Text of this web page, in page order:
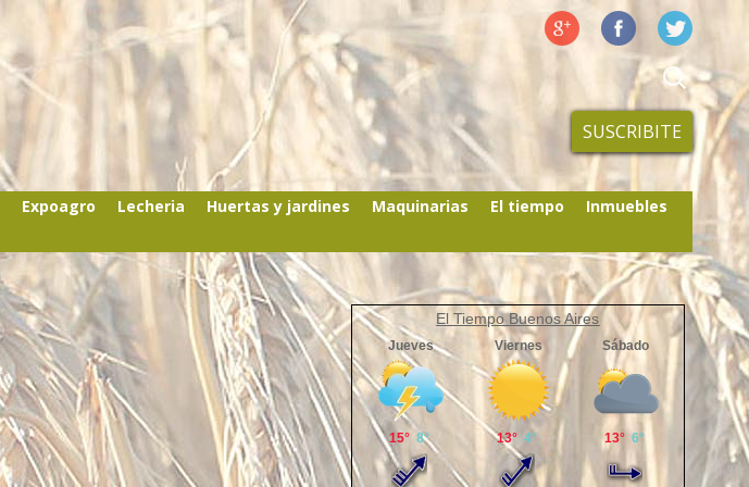
SUSCRIBITE
Expoagro Lecheria Huertas y jardines Maquinarias El tiempo
Inmuebles
El Tiempo Buenos Aires